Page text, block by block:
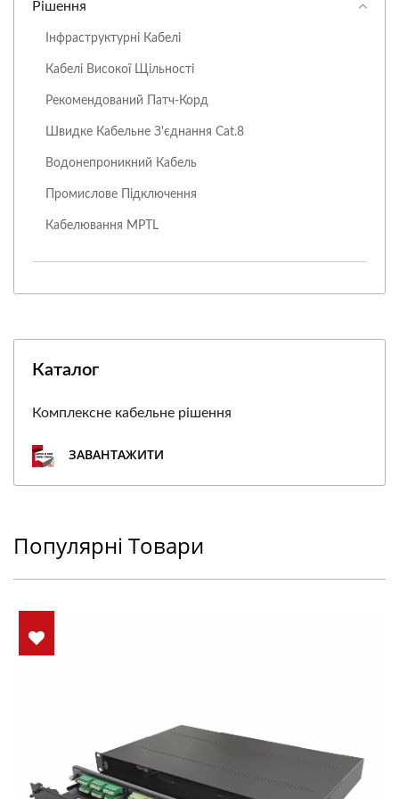
Рішення
Інфраструктурні Кабелі
Кабелі Високої Щільності
Рекомендований Патч-Корд
Швидке Кабельне З'єднання Cat.8
Водонепроникний Кабель
Промислове Підключення
Кабелювання MPTL
Каталог
Комплексне кабельне рішення
ЗАВАНТАЖИТИ
Популярні Товари